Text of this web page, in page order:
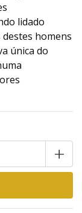
lidado
homens
única do
+